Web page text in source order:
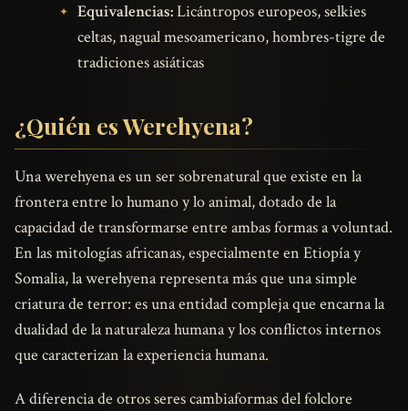
Equivalencias:Licántropos europeos, selkies
celtas, nagual mesoamericano, hombres-tigre de
tradiciones asiáticas
¿Quién es Werehyena?
Una werehyena es un ser sobrenatural que existe en la
frontera entre lo humano y lo animal, dotado de la
capacidad de transformarse entre ambas formas a voluntad.
En las mitologías africanas, especialmente en Etiopía y
Somalia, la werehyena representa más que una simple
criatura de terror: es una entidad compleja que encarna la
dualidad de la naturaleza humana y los conflictos internos
que caracterizan la experiencia humana.
A diferencia de otros seres cambiaformas del folclore